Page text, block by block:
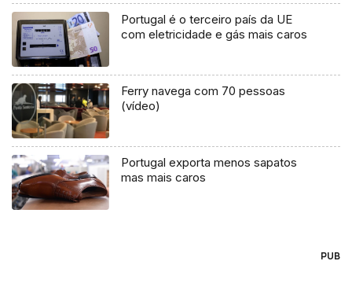
Portugal é o terceiro país da UE
com eletricidade e gás mais caros
Ferry navega com 70 pessoas
(vídeo)
Portugal exporta menos sapatos
mas mais caros
PUB